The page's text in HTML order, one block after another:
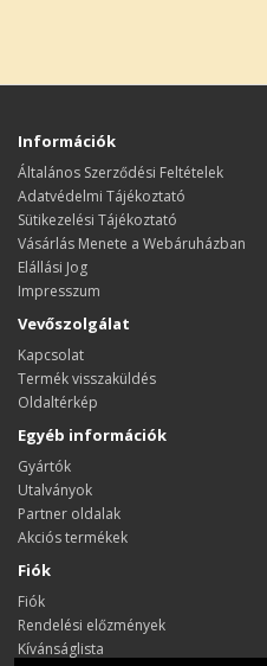
Információk
Általános Szerződési Feltételek
Adatvédelmi Tájékoztató
Sütikezelési Tájékoztató
Vásárlás Menete a Webáruházban
Elállási Jog
Impresszum
Vevőszolgálat
Kapcsolat
Termék visszaküldés
Oldaltérkép
Egyéb információk
Gyártók
Utalványok
Partner oldalak
Akciós termékek
Fiók
Fiók
Rendelési előzmények
Kívánságlista